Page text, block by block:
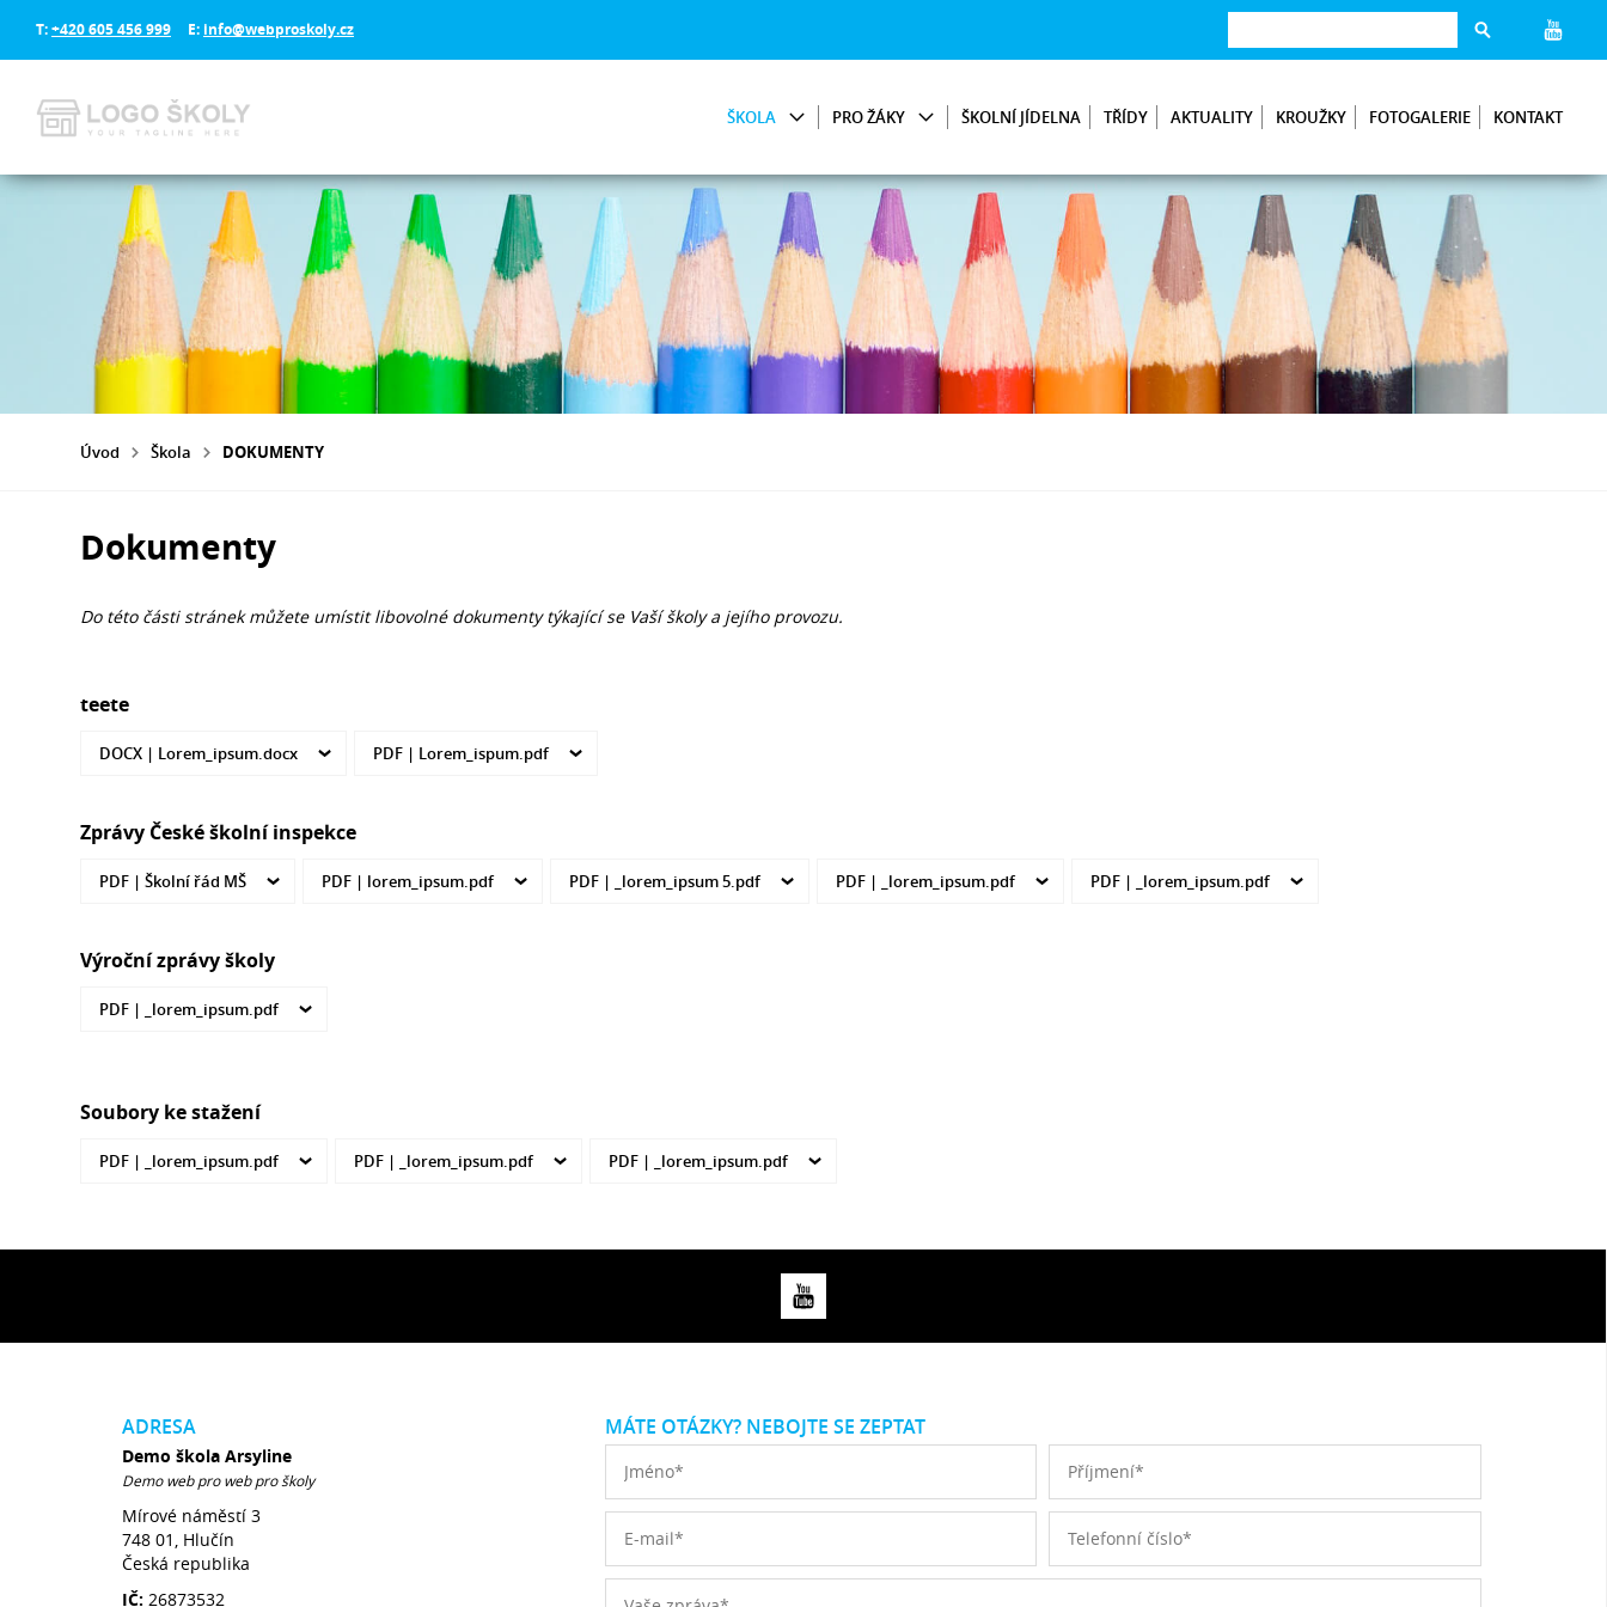
T:+420 605 456 999 E: info@webproskoly.cz
ŠKOLA PRO ŽÁKY ŠKOLNÍ JÍDELNA TŘÍDY AKTUALITY KROUŽKY FOTOGALERIE KONTAKT
Úvod Škola DOKUMENTY
Dokumenty
Do této části stránek můžete umístit libovolné dokumenty týkající se Vaší školy a jejího provozu.
teete
DOCX | Lorem_ipsum.docx PDF | Lorem_ispum.pdf
Zprávy České školní inspekce
PDF |Školní řád MŠ PDF | lorem_ipsum.pdf PDF | _lorem_ipsum 5.pdf PDF | _lorem_ipsum.pdf PDF | _lorem_ipsum.pdf
Výroční zprávy školy
PDF | _lorem_ipsum.pdf
Soubory ke stažení
PDF | _lorem_ipsum.pdf PDF | _lorem_ipsum.pdf PDF | _lorem_ipsum.pdf
ADRESA
Demo škola Arsyline
Demo web pro web pro školy
Mírové náměstí 3
748 01, Hlučín
Česká republika
IČ: 26873532
MÁTE OTÁZKY? NEBOJTE SE ZEPTAT